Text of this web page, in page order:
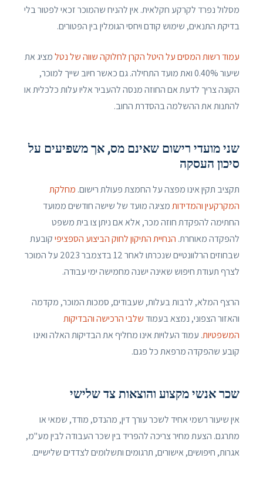
מסלול נפרד לקרקע חקלאית. אין להניח שהמוכר זכאי לפטור בלי
בדיקת התנאים, שימוש קודם ויחסי הגומלין בין הפטורים.
עמוד רשות המסים על היטל הקרן לחלוקה שווה של נטלמציג את
שיעור 0.40% ואת מועד התחילה. גם כאשר חיוב שייך למוכר,
הקונה צריך לדעת אם החוזה מנסה להעביר אליו עלות כלכלית או
להתנות את ההשלמה בהסדרת החוב.
שני מועדי רישום שאינם מס, אך משפיעים על
סיכון העסקה
תקציב תקין אינו מפצה על החמצת פעולת רישום. מחלקת
המקרקעין והמדידותמציגה מועד של שישה חודשים ממועד
החתימה להפקדת חוזה מכר, אלא אם ניתן צו בית משפט
להפקדה מאוחרת. הנחיית התיקון לחוק הביצוע הספציפיקובעת
שבחוזים הרלוונטיים שנכרתו לאחר 12 בדצמבר 2023 על המוכר
לצרף תעודת חיפוש שאינה ישנה מחמישה ימי עבודה.
הרצף המלא, לרבות בעלות, שעבודים, סמכות המוכר, מקדמה
והאזור הצפוני, נמצא בעמודשלבי הרכישה והבדיקות
המשפטיות. עמוד העלויות אינו מחליף את הבדיקות האלה ואינו
קובע שהפקדה מרפאת כל פגם.
שכר אנשי מקצוע והוצאות צד שלישי
אין שיעור רשמי אחיד לשכר עורך דין, מהנדס, מודד, שמאי או
מתרגם. הצעת מחיר צריכה להפריד בין שכר העבודה לבין מע"מ,
אגרות, חיפושים, אישורים, תרגומים ותשלומים לצדדים שלישיים.